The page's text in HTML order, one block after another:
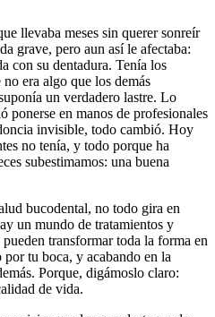
llevaba meses sin querer sonreír
grave, pero aun así le afectaba:
con su dentadura. Tenía los
era algo que los demás
un verdadero lastre. Lo
ponerse en manos de profesionales
invisible, todo cambió. Hoy
no tenía, y todo porque ha
subestimamos: una buena
bucodental, no todo gira en
un mundo de tratamientos y
transformar toda la forma en
tu boca, y acabando en la
Porque, digámoslo claro:
de vida.